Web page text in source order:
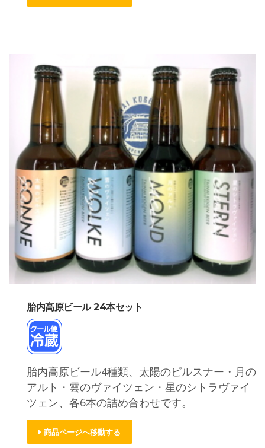
胎内高原ビール 24本セット
胎内高原ビール4種類、太陽のピルスナー・月の
アルト・雲のヴァイツェン・星のシトラヴァイ
ツェン、各6本の詰め合わせです。
商品ページへ移動する